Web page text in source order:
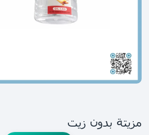
مزيتة بدون زيت